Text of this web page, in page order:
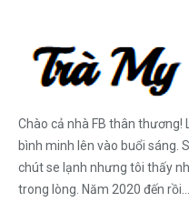
Chào cả nhà FB thân
bình minh lên vào buổi sáng.
chút se lạnh nhưng tôi thấy
trong lòng. Năm 2020 đến